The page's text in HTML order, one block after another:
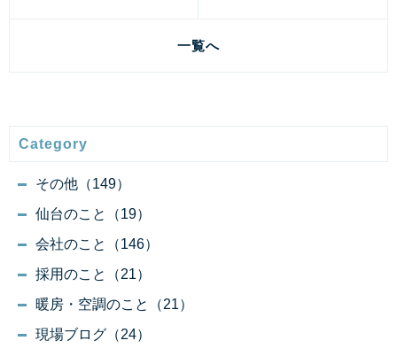
一覧へ
Category
その他（149）
仙台のこと（19）
会社のこと（146）
採用のこと（21）
暖房・空調のこと（21）
現場ブログ（24）